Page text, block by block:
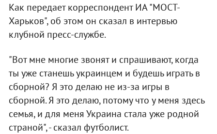
Как передает корреспондент ИА "МОСТ-
Харьков", об этом он сказал в интервью
клубной пресс-службе.
"Вот мне многие звонят и спрашивают, когда
ты уже станешь украинцем и будешь играть в
сборной? Я это делаю не из-за игры в
сборной. Я это делаю, потому что у меня здесь
семья, и для меня Украина стала уже родной
страной", - сказал футболист.